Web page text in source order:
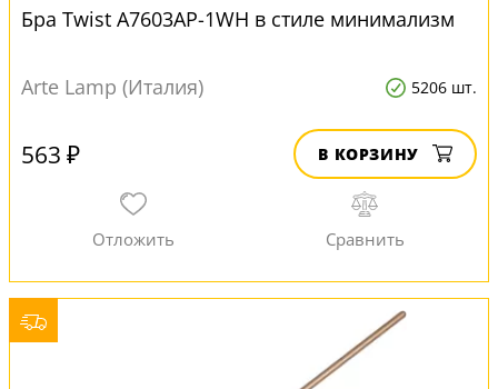
Бра Twist A7603AP-1WH в стиле минимализм
Arte Lamp (Италия) 5206 шт.
563 ₽ В КОРЗИНУ